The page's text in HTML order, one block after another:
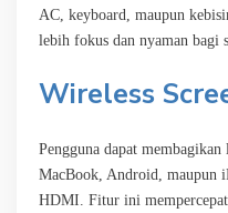
AC, keyboard, maupun
lebih fokus dan nyaman bagi
Wireless
Pengguna dapat
MacBook, Android, maupun
HDMI. Fitur ini mempercepat